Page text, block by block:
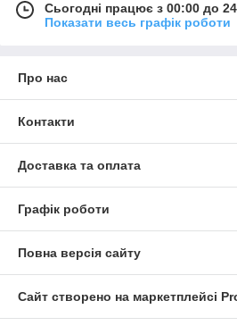
Сьогодні працює з 00:00 до
Показати весь графік роботи
Про нас
Контакти
Доставка та оплата
Графік роботи
Повна версія сайту
Сайт створено на маркетплейсі